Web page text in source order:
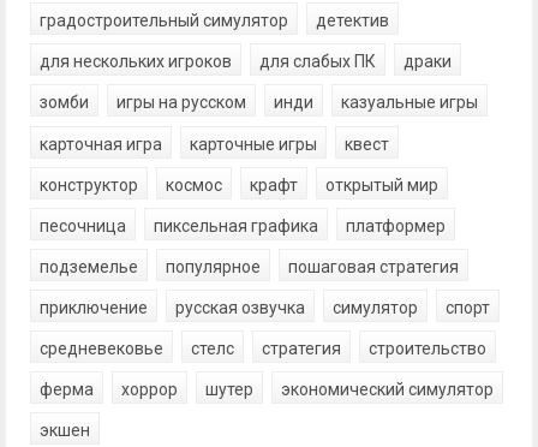
градостроительный симулятор детектив
для нескольких игроков для слабых ПК драки
зомби игры на русском инди казуальные игры
карточная игра карточные игры квест
конструктор космос крафт открытый мир
песочница пиксельная графика платформер
подземелье популярное пошаговая стратегия
приключение русская озвучка симулятор спорт
средневековье стелс стратегия строительство
ферма хоррор шутер экономический симулятор
экшен